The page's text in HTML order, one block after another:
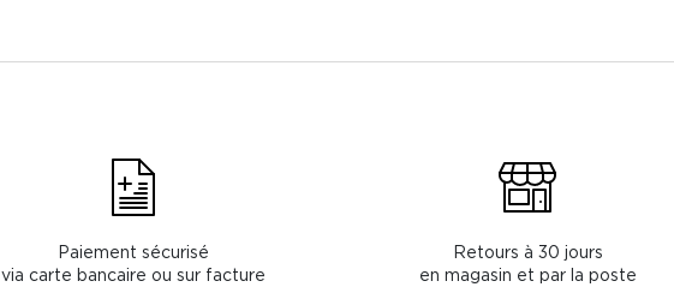
Paiement sécurisé
via carte bancaire ou sur facture
Retours à 30 jours
en magasin et par la poste